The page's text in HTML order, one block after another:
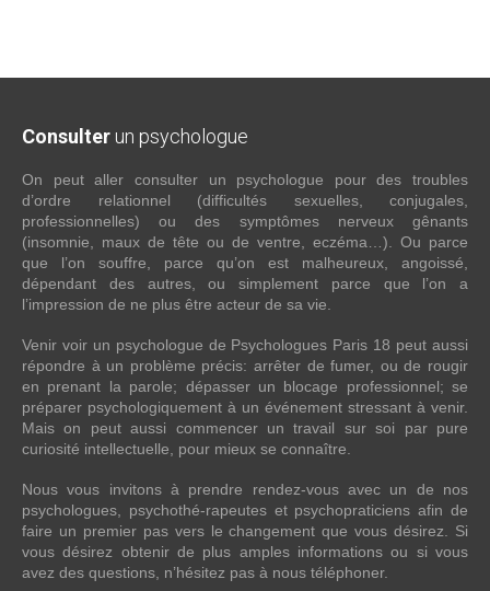
Consulter un psychologue
On peut aller consulter un psychologue pour des troubles
d’ordre relationnel (difficultés sexuelles, conjugales,
professionnelles) ou des symptômes nerveux gênants
(insomnie, maux de tête ou de ventre, eczéma…). Ou parce
que l’on souffre, parce qu’on est malheureux, angoissé,
dépendant des autres, ou simplement parce que l’on a
l’impression de ne plus être acteur de sa vie.
Venir voir un psychologue de Psychologues Paris 18 peut aussi
répondre à un problème précis: arrêter de fumer, ou de rougir
en prenant la parole; dépasser un blocage professionnel; se
préparer psychologiquement à un événement stressant à venir.
Mais on peut aussi commencer un travail sur soi par pure
curiosité intellectuelle, pour mieux se connaître.
Nous vous invitons à prendre rendez-vous avec un de nos
psychologues, psychothé-rapeutes et psychopraticiens afin de
faire un premier pas vers le changement que vous désirez. Si
vous désirez obtenir de plus amples informations ou si vous
avez des questions, n’hésitez pas à nous téléphoner.